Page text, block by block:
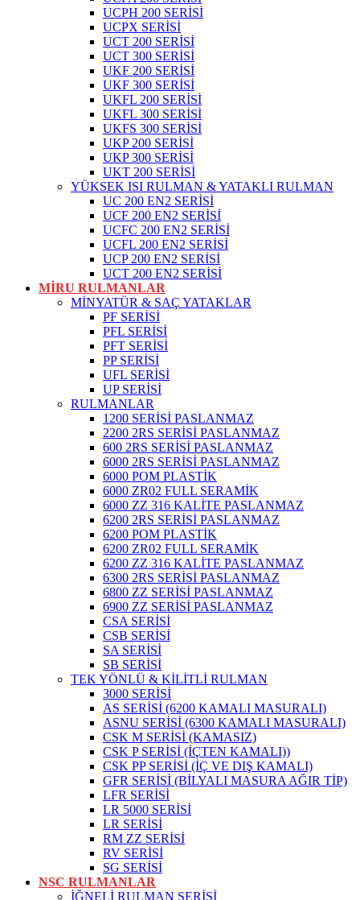
UCPH 200 SERİSİ
UCPX SERİSİ
UCT 200 SERİSİ
UCT 300 SERİSİ
UKF 200 SERİSİ
UKF 300 SERİSİ
UKFL 200 SERİSİ
UKFL 300 SERİSİ
UKFS 300 SERİSİ
UKP 200 SERİSİ
UKP 300 SERİSİ
UKT 200 SERİSİ
YÜKSEK ISI RULMAN & YATAKLI RULMAN
UC 200 EN2 SERİSİ
UCF 200 EN2 SERİSİ
UCFC 200 EN2 SERİSİ
UCFL 200 EN2 SERİSİ
UCP 200 EN2 SERİSİ
UCT 200 EN2 SERİSİ
MİRU RULMANLAR
MİNYATÜR & SAÇ YATAKLAR
PF SERİSİ
PFL SERİSİ
PFT SERİSİ
PP SERİSİ
UFL SERİSİ
UP SERİSİ
RULMANLAR
1200 SERİSİ PASLANMAZ
2200 2RS SERİSİ PASLANMAZ
600 2RS SERİSİ PASLANMAZ
6000 2RS SERİSİ PASLANMAZ
6000 POM PLASTİK
6000 ZR02 FULL SERAMİK
6000 ZZ 316 KALİTE PASLANMAZ
6200 2RS SERİSİ PASLANMAZ
6200 POM PLASTİK
6200 ZR02 FULL SERAMİK
6200 ZZ 316 KALİTE PASLANMAZ
6300 2RS SERİSİ PASLANMAZ
6800 ZZ SERİSİ PASLANMAZ
6900 ZZ SERİSİ PASLANMAZ
CSA SERİSİ
CSB SERİSİ
SA SERİSİ
SB SERİSİ
TEK YÖNLÜ & KİLİTLİ RULMAN
3000 SERİSİ
AS SERİSİ (6200 KAMALI MASURALI)
ASNU SERİSİ (6300 KAMALI MASURALI)
CSK M SERİSİ (KAMASIZ)
CSK P SERİSİ (İÇTEN KAMALI))
CSK PP SERİSİ (İÇ VE DIŞ KAMALI)
GFR SERİSİ (BİLYALI MASURA AĞIR TİP)
LFR SERİSİ
LR 5000 SERİSİ
LR SERİSİ
RM ZZ SERİSİ
RV SERİSİ
SG SERİSİ
NSC RULMANLAR
İĞNELİ RULMAN SERİSİ